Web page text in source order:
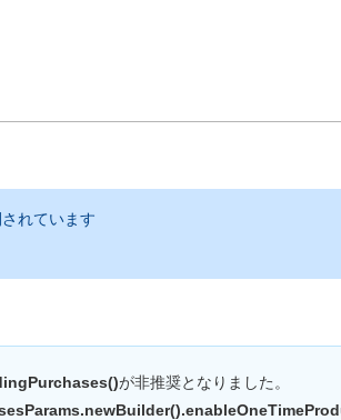
れています
が非推奨となりました。